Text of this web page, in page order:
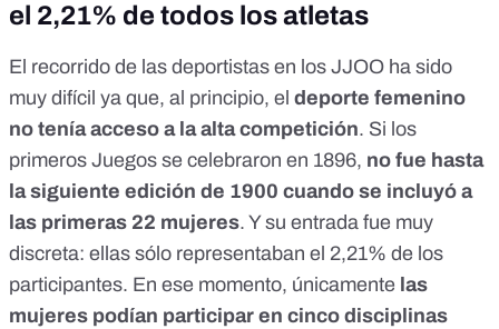
el 2,21% de todos los atletas
El recorrido de las deportistas en los JJOO ha sido
muy difícil ya que, al principio, el deporte femenino
no tenía acceso a la alta competición. Si los
primeros Juegos se celebraron en 1896, no fue hasta
la siguiente edición de 1900 cuando se incluyó a
las primeras 22 mujeres. Y su entrada fue muy
discreta: ellas sólo representaban el 2,21% de los
participantes. En ese momento, únicamente las
mujeres podían participar en cinco disciplinas